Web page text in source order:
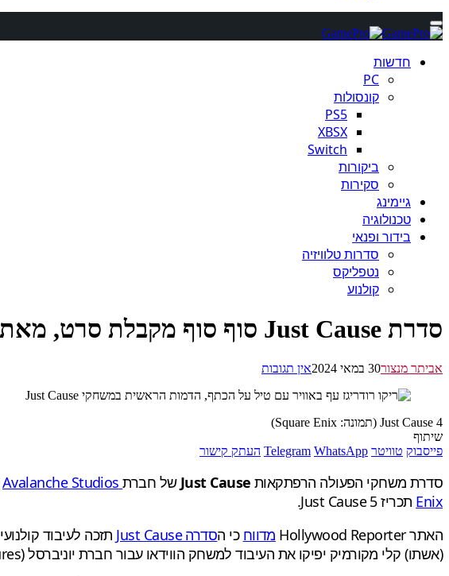
חדשות
PC
קונסולות
PS5
XBSX
Switch
ביקורות
סקירות
גיימינג
טכנולוגיה
בידור ופנאי
סדרות טלוויזיה
נטפליקס
קולנוע
סדרת Just Cause סוף סוף מקבלת סרט, מאת הבמאי של 'בלו ביטל'
אביתר מנצור30 במאי 2024 אין תגובות
Just Cause 4 (תמונה: Square Enix)
שיתוף
פייסבוק טוויטר Telegram WhatsApp העתק קישור
סדרת משחקי הפעולה הרפתקאות Just Cause של חברתAvalanche Studios
Enix תכריז Just Cause 5.
האתר Hollywood Reporter
מדווח כי הסדרה Just Cause
(אשתו) קלי מקורמיק יפיקו את העיבוד למשחק הווידאו עבור חברת יוניברסל (Universal Pictures).